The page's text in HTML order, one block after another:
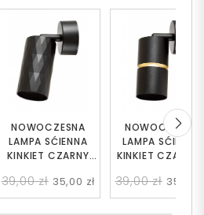
NOWOCZESNA
LAMPA SĆIENNA
KINKIET CZARNY
39,00 zł 35,00 zł
NOWOCZESNA
LAMPA SĆIENNA
KINKIET
39,00 zł 35,00